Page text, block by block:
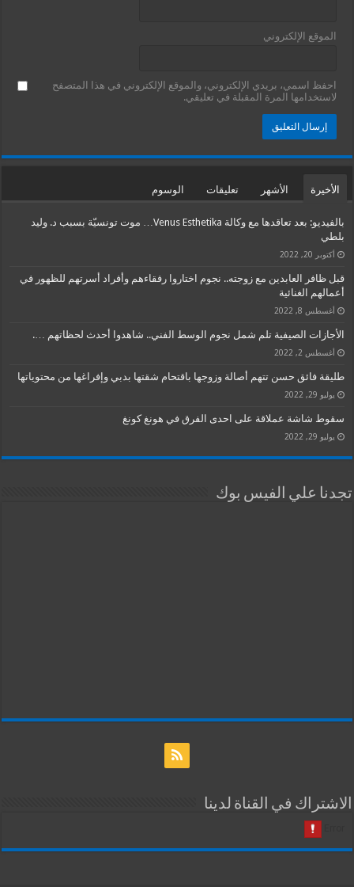
الموقع الإلكتروني
احفظ اسمي، بريدي الإلكتروني، والموقع الإلكتروني في هذا المتصفح
لاستخدامها المرة المقبلة في تعليقي.
الأخيرة الأشهر تعليقات الوسوم
بالفيديو: بعد تعاقدها مع وكالة Venus Esthetika… موت تونسيّة بسبب د. وليد
بلطي
أكتوبر 20, 2022
قبل ظافر العابدين مع زوجته.. نجوم اختاروا رفقاءهم وأفراد أسرتهم للظهور في
أعمالهم الغنائية
أغسطس 8, 2022
الأجازات الصيفية تلم شمل نجوم الوسط الفني.. شاهدوا أحدث لحظاتهم ….
أغسطس 2, 2022
طليقة فائق حسن تتهم أصالة وزوجها باقتحام شقتها بدبي وإفراغها من محتوياتها
يوليو 29, 2022
سقوط شاشة عملاقة على احدى الفرق في هونغ كونغ
يوليو 29, 2022
تجدنا علي الفيس بوك
الاشتراك في القناة لدينا